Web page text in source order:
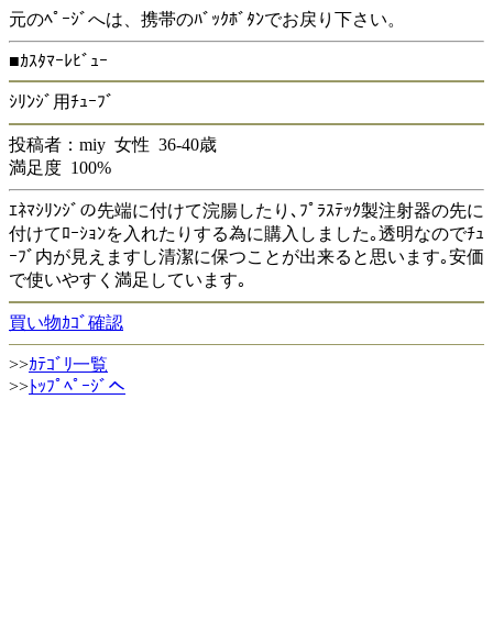
元のﾍﾟｰｼﾞへは、携帯のﾊﾞｯｸﾎﾞﾀﾝでお戻り下さい。
■ｶｽﾀﾏｰﾚﾋﾞｭｰ
ｼﾘﾝｼﾞ用ﾁｭｰﾌﾞ
投稿者：miy 女性 36-40歳
満足度 100%
ｴﾈﾏｼﾘﾝｼﾞの先端に付けて浣腸したり､ﾌﾟﾗｽﾃｯｸ製注射器の先に
付けてﾛｰｼｮﾝを入れたりする為に購入しました｡透明なのでﾁｭ
ｰﾌﾞ内が見えますし清潔に保つことが出来ると思います｡安価
で使いやすく満足しています｡
買い物ｶｺﾞ確認
>>ｶﾃｺﾞﾘ一覧
>>ﾄｯﾌﾟﾍﾟｰｼﾞへ